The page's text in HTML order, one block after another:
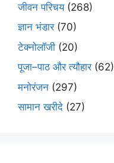
जीवन परिचय(268)
ज्ञान भंडार(70)
टेक्नोलॉजी (20)
पूजा–पाठ और त्यौहार(62)
मनोरंजन (297)
सामान खरीदे (27)